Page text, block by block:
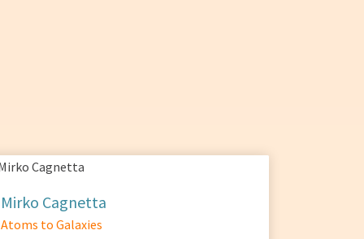
Mirko Cagnetta
Atoms to Galaxies